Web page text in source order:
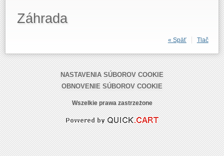
Záhrada
Tlač
« Späť
NASTAVENIA SÚBOROV COOKIE
OBNOVENIE SÚBOROV COOKIE
Wszelkie prawa zastrzeżone